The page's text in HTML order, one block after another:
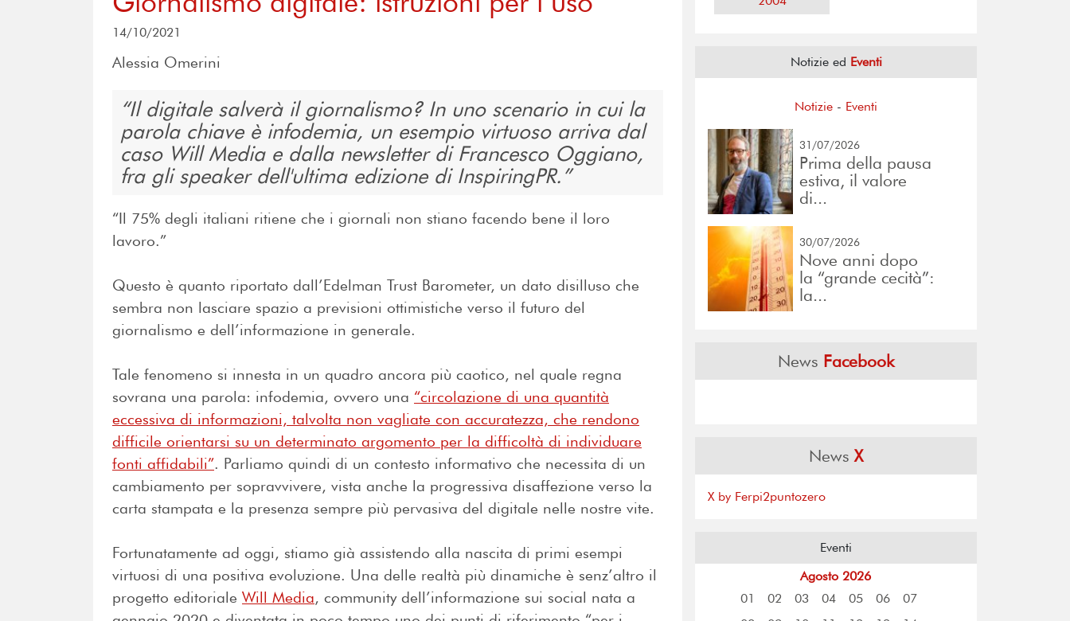
14/10/2021
Alessia Omerini
Il digitale salverà il giornalismo? In uno scenario in cui la
parola chiave è infodemia, un esempio virtuoso arriva dal
caso Will Media e dalla newsletter di Francesco Oggiano,
fra gli speaker dell'ultima edizione di InspiringPR.
“Il 75% degli italiani ritiene che i giornali non stiano facendo bene il loro
lavoro.”
Questo è quanto riportato dall’Edelman Trust Barometer, un dato disilluso che
sembra non lasciare spazio a previsioni ottimistiche verso il futuro del
giornalismo e dell’informazione in generale.
Tale fenomeno si innesta in un quadro ancora più caotico, nel quale regna
sovrana una parola: infodemia, ovvero una “circolazione di una quantità
eccessiva di informazioni, talvolta non vagliate con accuratezza, che rendono
difficile orientarsi su un determinato argomento per la difficoltà di individuare
fonti affidabili”. Parliamo quindi di un contesto informativo che necessita di un
cambiamento per sopravvivere, vista anche la progressiva disaffezione verso la
carta stampata e la presenza sempre più pervasiva del digitale nelle nostre vite.
Fortunatamente ad oggi, stiamo già assistendo alla nascita di primi esempi
virtuosi di una positiva evoluzione. Una delle realtà più dinamiche è senz’altro il
progetto editoriale Will Media, community dell’informazione sui social nata a
Notizie ed Eventi
Notizie - Eventi
31/07/2026
Prima della pausa
estiva, il valore
di...
30/07/2026
Nove anni dopo
la “grande cecità”:
la...
News Facebook
NewsX
X by Ferpi2puntozero
Eventi
Agosto 2026
01
02 03 04 05 06
07